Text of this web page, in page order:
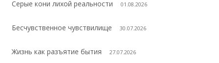
Серые кони лихой реальности 01.08.2026
Бесчувственное чувствилище 30.07.2026
Жизнь как разъятие бытия 27.07.2026